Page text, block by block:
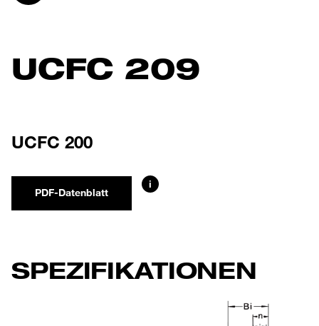
UCFC 209
UCFC 200
PDF-Datenblatt
i
SPEZIFIKATIONEN